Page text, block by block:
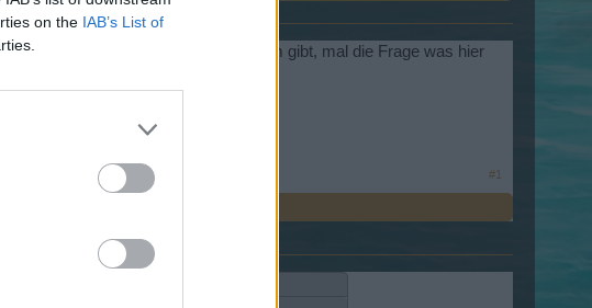
on the IAB’s List of
noch eine Info hier im Forum gibt, mal die Frage was hier
#1